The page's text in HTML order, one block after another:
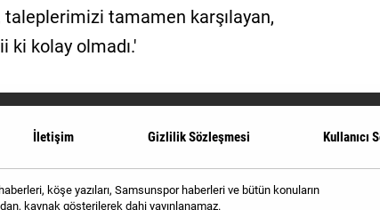
tamamen karşılayan,
kolay olmadı.'
İletişim Gizlilik Sözleşmesi Kullanıcı
köşe yazıları, Samsunspor haberleri ve bütün konuların
kaynak gösterilerek dahi yayınlanamaz.